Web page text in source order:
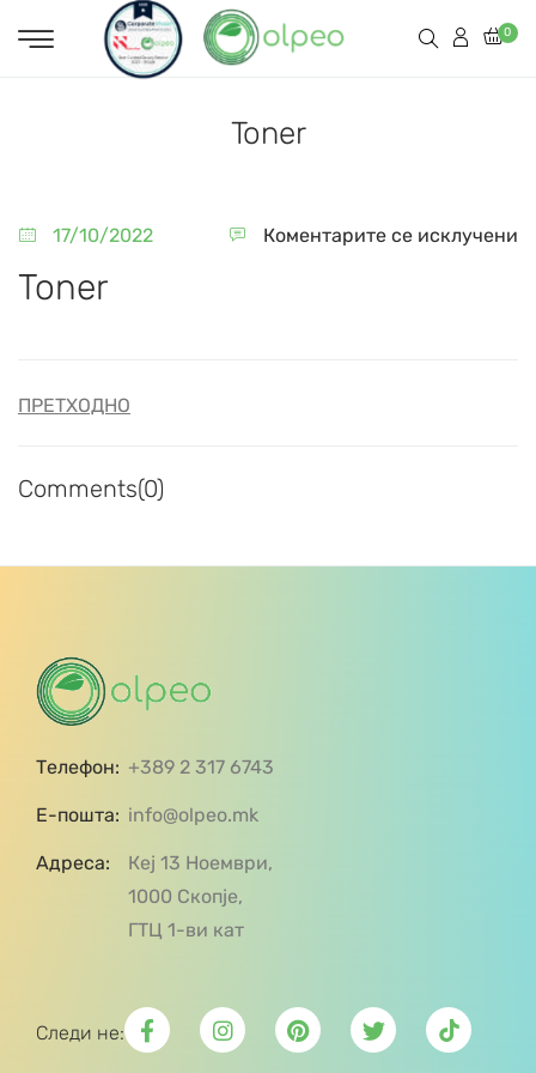
0
Toner
17/10/2022 Коментарите се исклучени
Toner
ПРЕТХОДНО
Comments(0)
Телефон: +389 2 317 6743
Е-пошта: info@olpeo.mk
Адреса:
Кеј 13 Ноември,
1000 Скопје,
ГТЦ 1-ви кат
Следи не: